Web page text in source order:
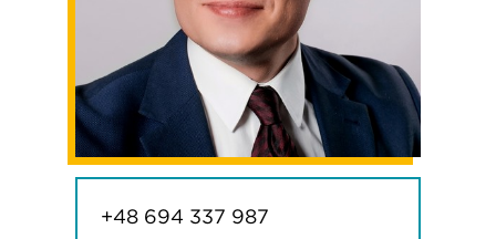
+48 694 337 987